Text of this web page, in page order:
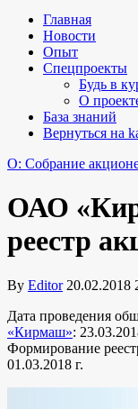
Главная
Новости
Опыт
Спецпроекты
Будь в
О
База знаний
Вернуться на
O: Собрание
ОАО
реестр
By Editor 20.02.2018
Дата проведения
«Кирмаш»:
Формирование
01.03.2018 г.